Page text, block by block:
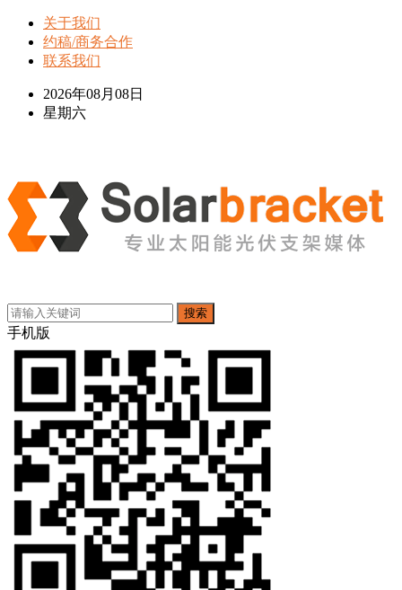
关于我们
约稿/商务合作
联系我们
2026年08月08日
星期六
搜索
手机版